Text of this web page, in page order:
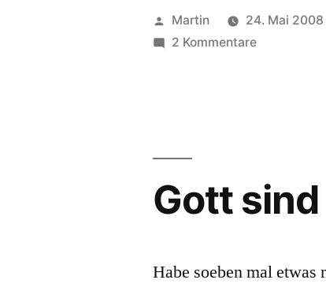
the
Past“
Veröffentlicht
von
Martin 24. Mai 2008
2 Kommentarezu
Gott
Habe soeben mal